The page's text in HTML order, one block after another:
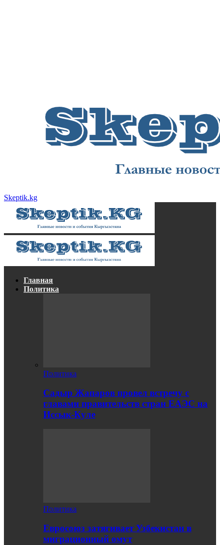
Skeptik.kg
Главная
Политика
Политика
Садыр Жапаров провел встречу с
главами правительств стран ЕАЭС на
Иссык-Куле
Политика
Евросоюз затягивает Узбекистан в
миграционный омут